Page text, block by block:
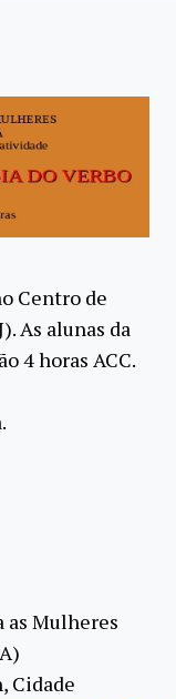
Centro de
As alunas da
4 horas ACC.
as Mulheres
Cidade